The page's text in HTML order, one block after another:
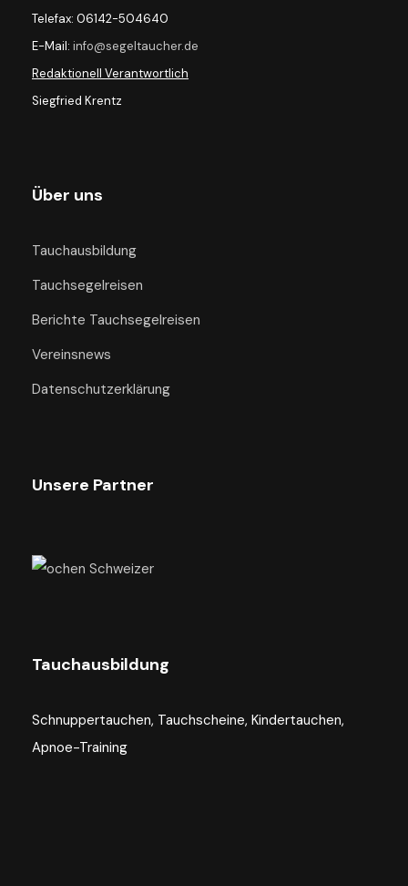
Telefax: 06142-504640
E-Mail: info@segeltaucher.de
Redaktionell Verantwortlich
Siegfried Krentz
Über uns
Tauchausbildung
Tauchsegelreisen
Berichte Tauchsegelreisen
Vereinsnews
Datenschutzerklärung
Unsere Partner
Tauchausbildung
Schnuppertauchen, Tauchscheine, Kindertauchen,
Apnoe-Training